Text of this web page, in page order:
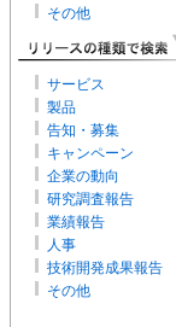
その他
サービス
製品
告知・募集
キャンペーン
企業の動向
研究調査報告
業績報告
人事
技術開発成果報告
その他